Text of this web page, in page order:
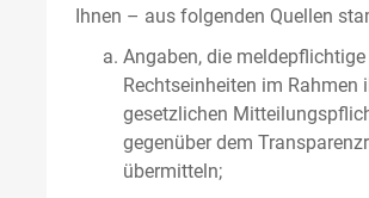
Ihnen – aus folgenden Quellen
Angaben, die meldepflichtige
Rechtseinheiten im Rahmen
gesetzlichen
gegenüber dem
übermitteln;